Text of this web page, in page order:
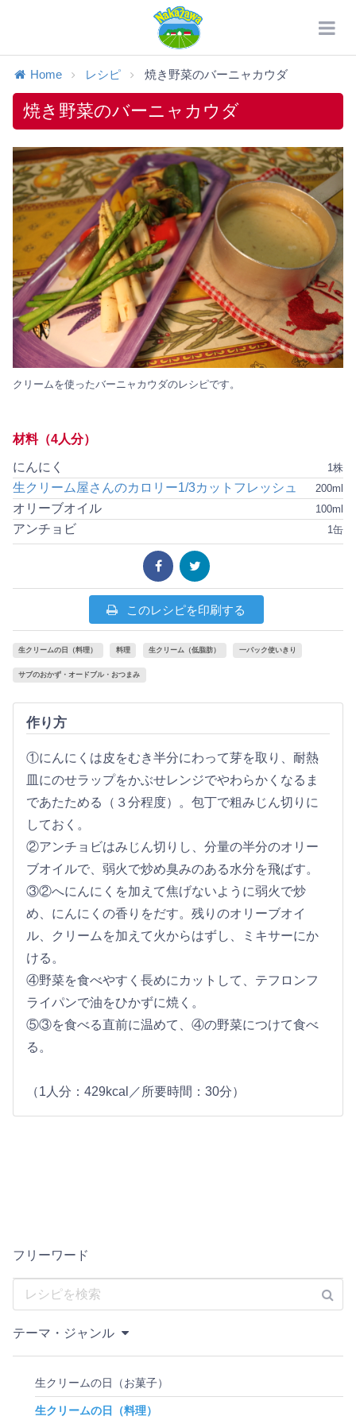
Home レシピ 焼き野菜のバーニャカウダ
焼き野菜のバーニャカウダ
クリームを使ったバーニャカウダのレシピです。
材料（4人分）
1株
にんにく
200ml
生クリーム屋さんのカロリー1/3カットフレッシュ
100ml
オリーブオイル
1缶
アンチョビ
このレシピを印刷する
生クリームの日（料理） 料理 生クリーム（低脂肪） 一パック使いきり
サブのおかず・オードブル・おつまみ
作り方
①にんにくは皮をむき半分にわって芽を取り、耐熱
皿にのせラップをかぶせレンジでやわらかくなるま
であたためる（３分程度）。包丁で粗みじん切りに
しておく。
②アンチョビはみじん切りし、分量の半分のオリー
ブオイルで、弱火で炒め臭みのある水分を飛ばす。
③②へにんにくを加えて焦げないように弱火で炒
め、にんにくの香りをだす。残りのオリーブオイ
ル、クリームを加えて火からはずし、ミキサーにか
ける。
④野菜を食べやすく長めにカットして、テフロンフ
ライパンで油をひかずに焼く。
⑤③を食べる直前に温めて、④の野菜につけて食べ
る。
（1人分：429kcal／所要時間：30分）
フリーワード
テーマ・ジャンル
生クリームの日（お菓子）
生クリームの日（料理）